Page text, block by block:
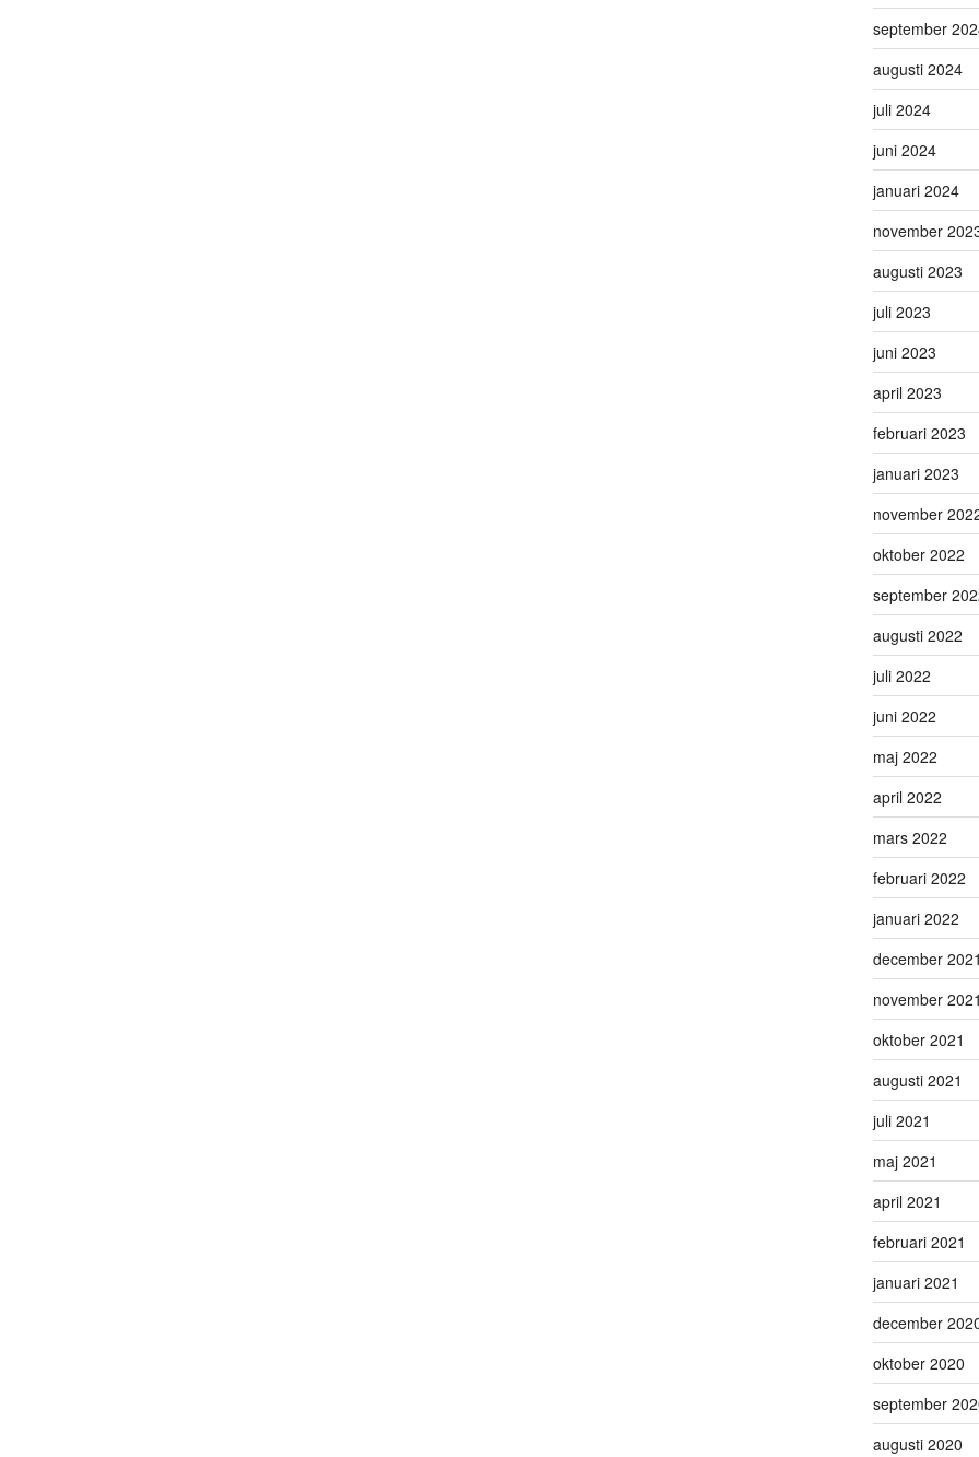
september
augusti 2024
juli 2024
juni 2024
januari 2024
november
augusti 2023
juli 2023
juni 2023
april 2023
februari 2023
januari 2023
november
oktober 2022
september
augusti 2022
juli 2022
juni 2022
maj 2022
april 2022
mars 2022
februari 2022
januari 2022
december
november
oktober 2021
augusti 2021
juli 2021
maj 2021
april 2021
februari 2021
januari 2021
december
oktober 2020
september
augusti 2020